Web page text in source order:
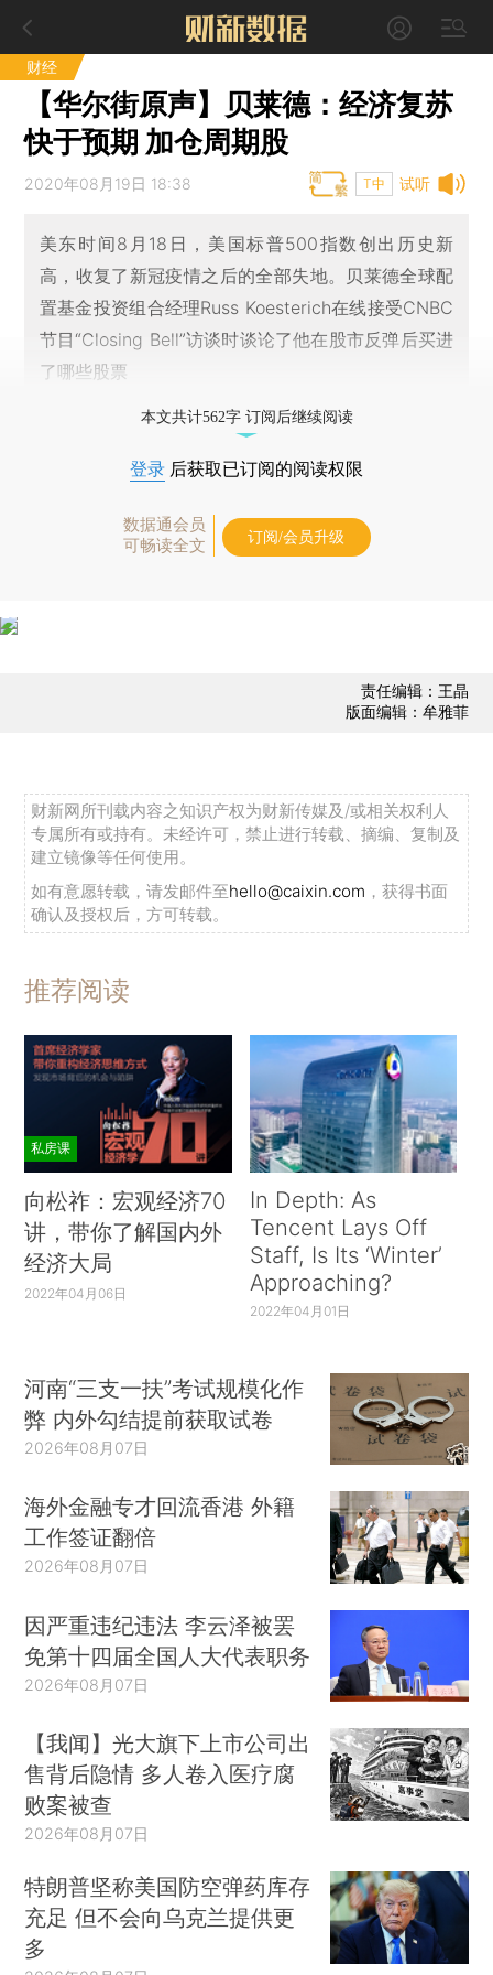
财经
【华尔街原声】贝莱德：经济复苏
快于预期 加仓周期股
试听
2020年08月19日 18:38 T中
美东时间8月18日，美国标普500指数创出历史新
高，收复了新冠疫情之后的全部失地。贝莱德全球配
置基金投资组合经理Russ Koesterich在线接受CNBC
节目“Closing Bell”访谈时谈论了他在股市反弹后买进
了哪些股票
本文共计562字 订阅后继续阅读
登录 后获取已订阅的阅读权限
数据通会员
可畅读全文
订阅/会员升级
责任编辑：王晶
版面编辑：牟雅菲
财新网所刊载内容之知识产权为财新传媒及/或相关权利人
专属所有或持有。未经许可，禁止进行转载、摘编、复制及
建立镜像等任何使用。
如有意愿转载，请发邮件至hello@caixin.com ，获得书面
确认及授权后，方可转载。
推荐阅读
私房课
向松祚：宏观经济70
讲，带你了解国内外
经济大局
2022年04月06日
In Depth: As
Tencent Lays Off
Staff, Is Its ‘Winter’
Approaching?
2022年04月01日
河南“三支一扶”考试规模化作
弊 内外勾结提前获取试卷
2026年08月07日
海外金融专才回流香港 外籍
工作签证翻倍
2026年08月07日
因严重违纪违法 李云泽被罢
免第十四届全国人大代表职务
2026年08月07日
【我闻】光大旗下上市公司出
售背后隐情 多人卷入医疗腐
败案被查
2026年08月07日
特朗普坚称美国防空弹药库存
充足 但不会向乌克兰提供更
多